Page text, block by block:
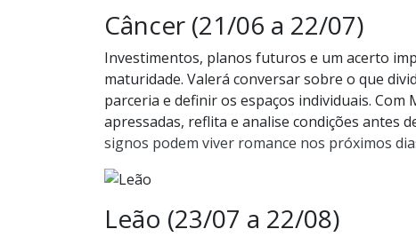
Câncer (21/06 a 22/07)
Investimentos, planos futuros e um acerto
maturidade. Valerá conversar sobre o que
parceria e definir os espaços individuais.
apressadas, reflita e analise condições antes
signos podem viver romance nos próximos
Leão (23/07 a 22/08)